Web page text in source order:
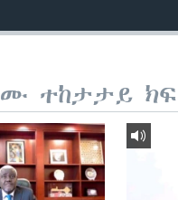
ተከታታይ